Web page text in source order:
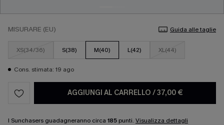
MISURARE (EU) Guida alle taglie
XS(34/36) S(38) M(40) L(42) XL(44)
Cons. stimata: 19 ago
AGGIUNGI AL CARRELLO /37,00 €
I Sunchasers guadagneranno circa 185 punti. Visualizza dettagli